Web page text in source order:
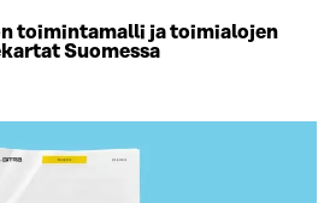
toimintamalli ja toimialojen
Suomessa